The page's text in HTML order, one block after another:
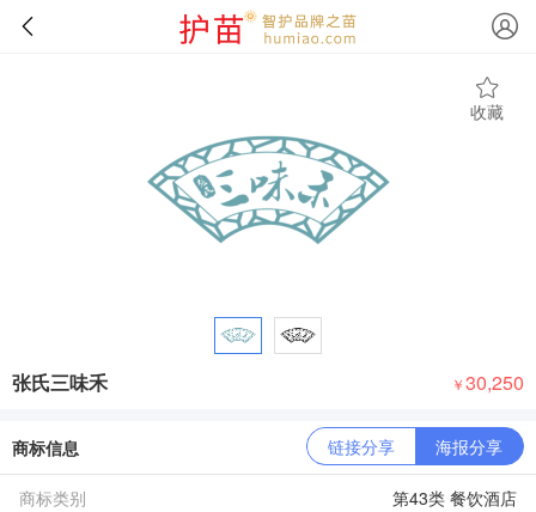
收藏
张氏三味禾 ￥30,250
商标信息 链接分享 海报分享
商标类别
第43类 餐饮酒店